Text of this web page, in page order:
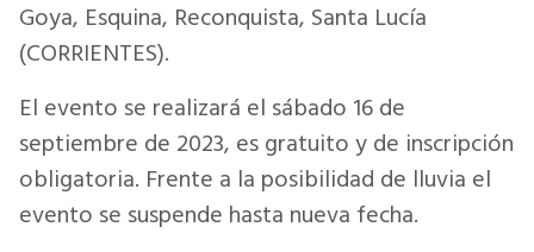
Goya, Esquina, Reconquista, Santa Lucía
(CORRIENTES).
El evento se realizará el sábado 16 de
septiembre de 2023, es gratuito y de inscripción
obligatoria. Frente a la posibilidad de lluvia el
evento se suspende hasta nueva fecha.